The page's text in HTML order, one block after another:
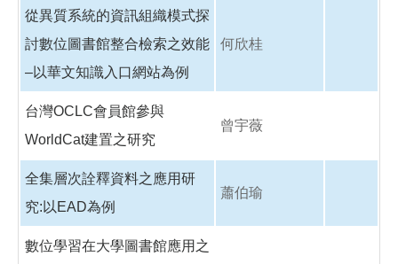
從異質系統的資訊組織模式探
討數位圖書館整合檢索之效能
–以華文知識入口網站為例
何欣桂
台灣OCLC會員館參與
WorldCat建置之研究
曾宇薇
全集層次詮釋資料之應用研
究:以EAD為例
蕭伯瑜
數位學習在大學圖書館應用之